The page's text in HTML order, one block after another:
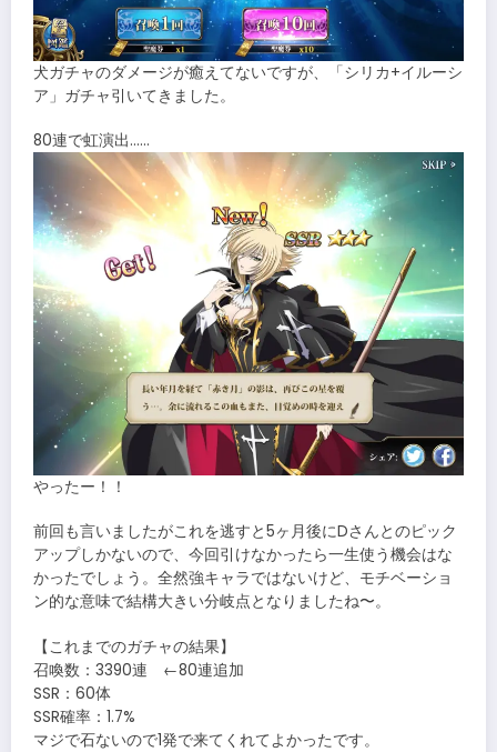
犬ガチャのダメージが癒えてないですが、「シリカ+イルーシ
ア」ガチャ引いてきました。
80連で虹演出……
やったー！！
前回も言いましたがこれを逃すと5ヶ月後にDさんとのピック
アップしかないので、今回引けなかったら一生使う機会はな
かったでしょう。全然強キャラではないけど、モチベーショ
ン的な意味で結構大きい分岐点となりましたね〜。
【これまでのガチャの結果】
召喚数：3390連 ←80連追加
SSR：60体
SSR確率：1.7%
マジで石ないので1発で来てくれてよかったです。